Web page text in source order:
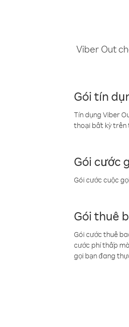
Viber Out
Gói tín
Tín dụng Viber
thoại bất kỳ trên
Gói cước
Gói cước cuộc
Gói thuê
Gói cước thuê
cước phí thấp
gọi bạn đang